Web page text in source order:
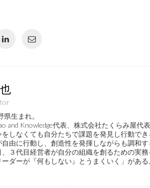
生まれ。
and Knowledge代表、株式会社たくらみ屋代
しなくても自分たちで課題を発見し行動で
自由に行動し、創造性を発揮しながらも調和
３代目経営者が自分の組織を創るための実務
ダーが『何もしない』とうまくいく」がある